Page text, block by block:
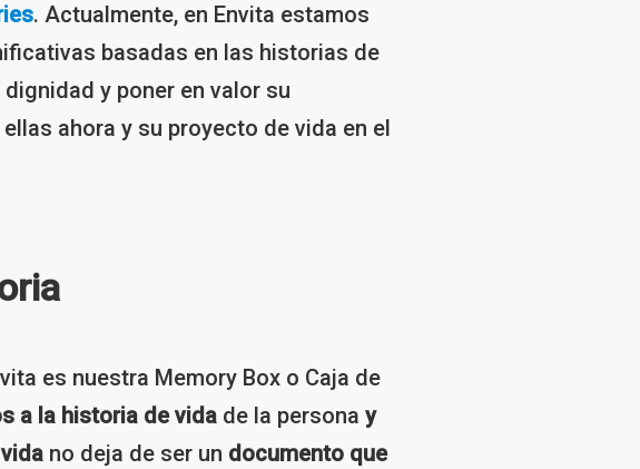
. Actualmente, en Envita estamos
basadas en las historias de
y poner en valor su
ahora y su proyecto de vida en el
es nuestra Memory Box o Caja de
a la historia de vida de la persona y
no deja de ser un documento que